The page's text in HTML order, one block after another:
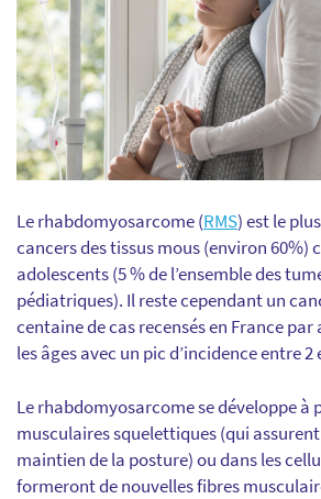
Le rhabdomyosarcome (RMS) est le
cancers des tissus mous (environ 60%)
adolescents (5 % de l’ensemble des
pédiatriques). Il reste cependant un
centaine de cas recensés en France
les âges avec un pic d’incidence entre 2
Le rhabdomyosarcome se développe à
musculaires squelettiques (qui
maintien de la posture) ou dans les
formeront de nouvelles fibres